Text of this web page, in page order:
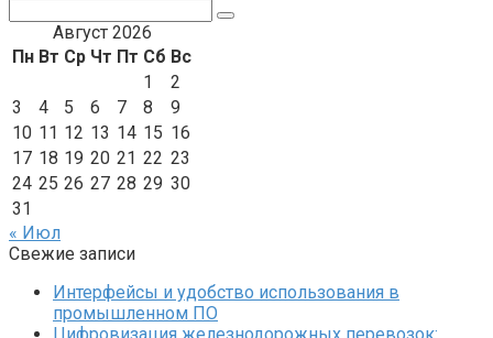
Август 2026
Пн Вт Ср Чт Пт Сб Вс
1
2
3
4 5 6 7 8
9
10 11 12 13 14 15 16
17 18 19 20 21 22 23
24 25 26 27 28 29 30
31
« Июл
Свежие записи
Интерфейсы и удобство использования в
промышленном ПО